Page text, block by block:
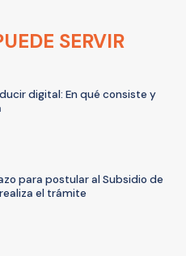
SERVIR
digital: En qué consiste y
para postular al Subsidio de
el trámite